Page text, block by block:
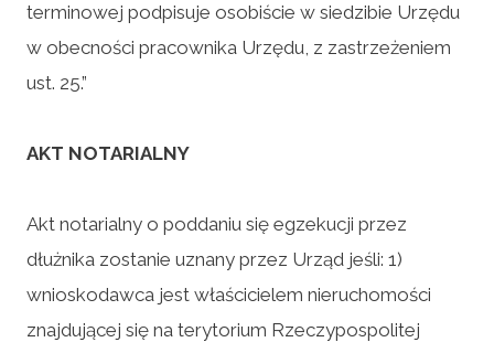
terminowej podpisuje osobiście w siedzibie Urzędu
w obecności pracownika Urzędu, z zastrzeżeniem
ust. 25.”
AKT NOTARIALNY
Akt notarialny o poddaniu się egzekucji przez
dłużnika zostanie uznany przez Urząd jeśli: 1)
wnioskodawca jest właścicielem nieruchomości
znajdującej się na terytorium Rzeczypospolitej